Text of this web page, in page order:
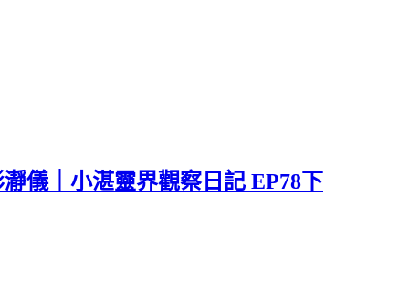
儀｜小湛靈界觀察日記 EP78下